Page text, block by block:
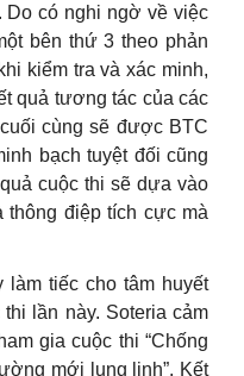
Do có nghi ngờ về việc
bên thứ 3 theo phản
kiểm tra và xác minh,
quả tương tác của các
cùng sẽ được BTC
bạch tuyệt đối cũng
cuộc thi sẽ dựa vào
thông điệp tích cực mà
làm tiếc cho tâm huyết
lần này. Soteria cảm
gia cuộc thi “Chống
mới lung linh”. Kết